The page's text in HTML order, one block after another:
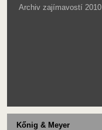
Archiv zajímavostí 2010
Kőnig & Meyer